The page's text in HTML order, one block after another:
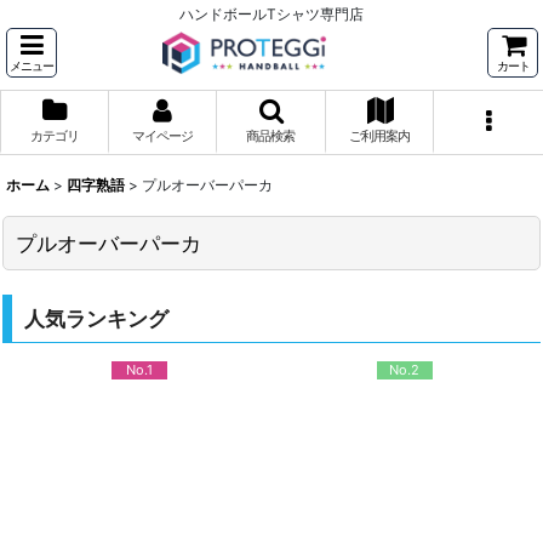
ハンドボールTシャツ専門店
メニュー カート
カテゴリ マイページ 商品検索 ご利用案内
ホーム > 四字熟語 > プルオーバーパーカ
プルオーバーパーカ
人気ランキング
No.1 No.2